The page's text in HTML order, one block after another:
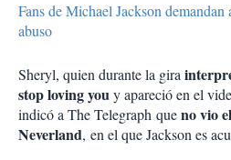
Fans de Michael Jackson demandan
abuso
Sheryl, quien durante la gira
stop loving youy apareció en el
indicó a The Telegraph queno vio
Neverland, en el que Jackson es